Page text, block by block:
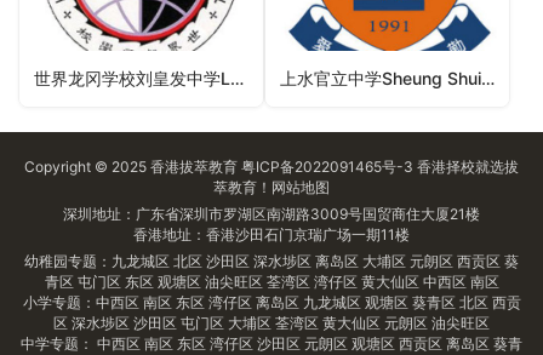
世界龙冈学校刘皇发中学LKWFSL Lau Wong Fat Secondary School（油尖旺区中学） 上水官立中学Sheung Shui Government Secondary School（北区中学）
Copyright © 2025 香港拔萃教育 粤ICP备2022091465号-3 香港择校就选拔
萃教育！ 网站地图
深圳地址：广东省深圳市罗湖区南湖路3009号国贸商住大厦21楼
香港地址：香港沙田石门京瑞广场一期11楼
幼稚园专题： 九龙城区 北区 沙田区 深水埗区 离岛区 大埔区 元朗区 西贡区 葵
青区 屯门区 东区 观塘区 油尖旺区 荃湾区 湾仔区 黄大仙区 中西区 南区
小学专题： 中西区 南区 东区 湾仔区 离岛区 九龙城区 观塘区 葵青区 北区 西贡
区 深水埗区 沙田区 屯门区 大埔区 荃湾区 黄大仙区 元朗区 油尖旺区
中学专题： 中西区 南区 东区 湾仔区 沙田区 元朗区 观塘区 西贡区 离岛区 葵青